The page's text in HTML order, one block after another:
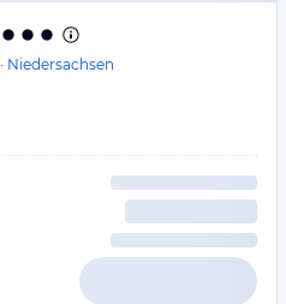
· Niedersachsen